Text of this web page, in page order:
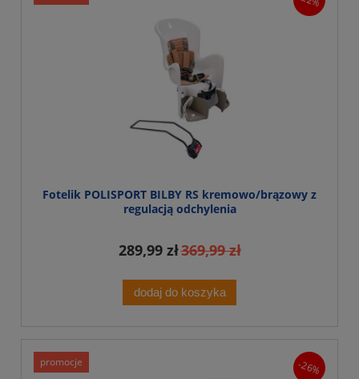
Fotelik POLISPORT BILBY RS kremowo/brązowy z
regulacją odchylenia
289,99 zł369,99 zł
dodaj do koszyka
promocje -26%